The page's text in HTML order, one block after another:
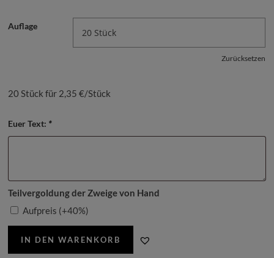
Auflage
Zurücksetzen
20 Stück für 2,35 €/Stück
Euer Text: *
Teilvergoldung der Zweige von Hand
Aufpreis (+40%)
IN DEN WARENKORB